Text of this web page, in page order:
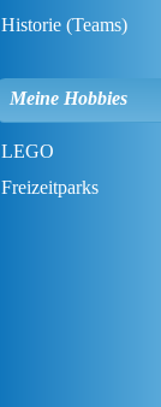
Historie (Teams)
LEGO
Freizeitparks
Meine Hobbies